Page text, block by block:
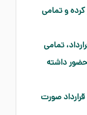
کرده و تمامی
تمامی
داشته
صورت